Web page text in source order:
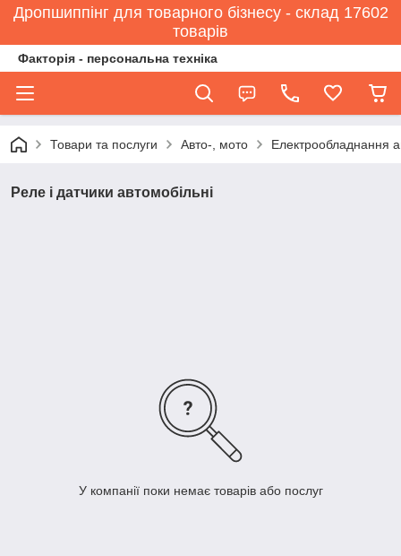
Дропшиппінг для товарного бізнесу - склад 17602
товарів
Факторія - персональна техніка
Товари та послуги Авто-, мото Електрообладнання
Реле і датчики автомобільні
У компанії поки немає товарів або послуг